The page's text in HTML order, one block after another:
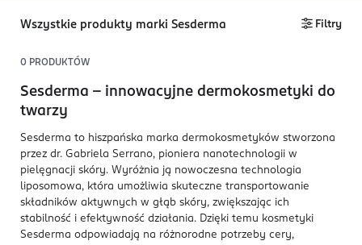
Wszystkie produkty marki Sesderma Filtry
0 PRODUKTÓW
Sesderma – innowacyjne dermokosmetyki do
twarzy
Sesderma to hiszpańska marka dermokosmetyków stworzona
przez dr. Gabriela Serrano, pioniera nanotechnologii w
pielęgnacji skóry. Wyróżnia ją nowoczesna technologia
liposomowa, która umożliwia skuteczne transportowanie
składników aktywnych w głąb skóry, zwiększając ich
stabilność i efektywność działania. Dzięki temu kosmetyki
Sesderma odpowiadają na różnorodne potrzeby cery,